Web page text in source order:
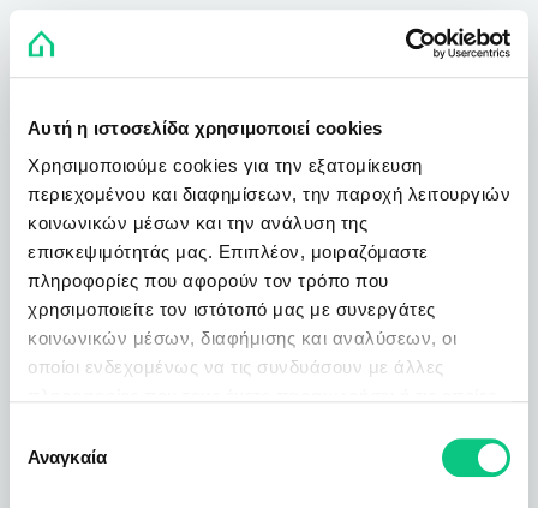
Αυτή η ιστοσελίδα χρησιμοποιεί cookies
Χρησιμοποιούμε cookies για την εξατομίκευση
περιεχομένου και διαφημίσεων, την παροχή λειτουργιών
κοινωνικών μέσων και την ανάλυση της
επισκεψιμότητάς μας. Επιπλέον, μοιραζόμαστε
πληροφορίες που αφορούν τον τρόπο που
χρησιμοποιείτε τον ιστότοπό μας με συνεργάτες
κοινωνικών μέσων, διαφήμισης και αναλύσεων, οι
οποίοι ενδεχομένως να τις συνδυάσουν με άλλες
των υπηρεσιών τους.
συγκατάθεσης
Αναγκαία